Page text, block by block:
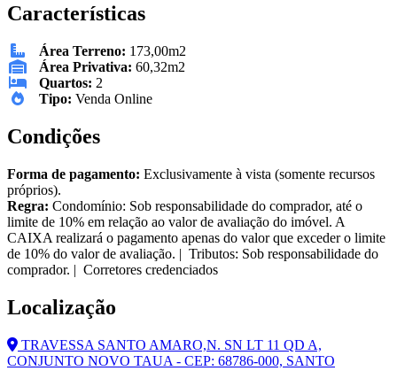
Características
Área Terreno: 173,00m2
Área Privativa: 60,32m2
Quartos: 2
Tipo: Venda Online
Condições
Forma de pagamento: Exclusivamente à vista (somente recursos
próprios).
Regra: Condomínio: Sob responsabilidade do comprador, até o
limite de 10% em relação ao valor de avaliação do imóvel. A
CAIXA realizará o pagamento apenas do valor que exceder o limite
de 10% do valor de avaliação. | Tributos: Sob responsabilidade do
comprador. | Corretores credenciados
Localização
TRAVESSA SANTO AMARO,N. SN LT 11 QD A,
CONJUNTO NOVO TAUA - CEP: 68786-000, SANTO